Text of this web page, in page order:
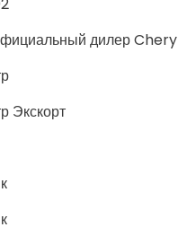
дилер Chery
Экскорт